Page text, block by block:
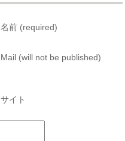
名前 (required)
Mail (will not be published)
サイト